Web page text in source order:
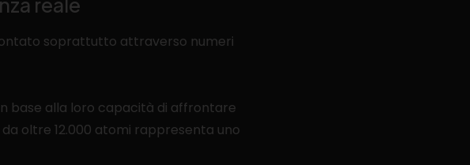
reale
soprattutto attraverso numeri
base alla loro capacità di affrontare
oltre 12.000 atomi rappresenta uno